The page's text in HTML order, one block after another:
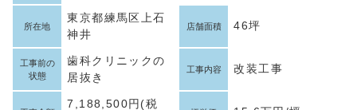
所在地
東京都練馬区上石
神井
店舗面積 46坪
工事前の
状態
歯科クリニックの
居抜き
工事内容 改装工事
7,188,500円(税